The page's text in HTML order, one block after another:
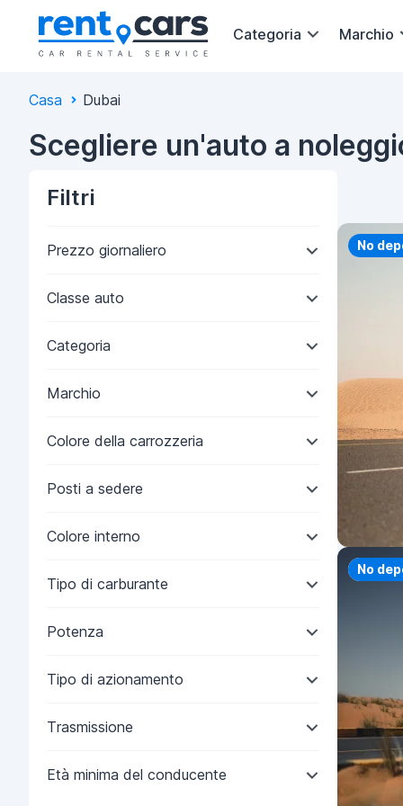
Categoria Marchio
Casa Dubai
Scegliere un'auto a
Filtri
Prezzo giornaliero
Classe auto
Categoria
Marchio
Colore della carrozzeria
Posti a sedere
Colore interno
Tipo di carburante
Potenza
Tipo di azionamento
Trasmissione
Età minima del conducente
No
No